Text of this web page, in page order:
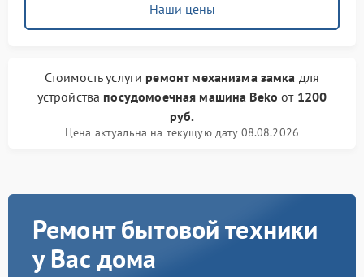
Наши цены
Стоимость услуги ремонт механизма замка для
устройства посудомоечная машина Beko от 1200
руб.
Цена актуальна на текущую дату 08.08.2026
Ремонт бытовой техники
у Вас дома